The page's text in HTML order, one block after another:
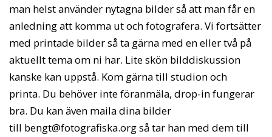
man helst använder nytagna bilder så att man får en
anledning att komma ut och fotografera. Vi fortsätter
med printade bilder så ta gärna med en eller två på
aktuellt tema om ni har. Lite skön bilddiskussion
kanske kan uppstå. Kom gärna till studion och
printa. Du behöver inte föranmäla, drop-in fungerar
bra. Du kan även maila dina bilder
till bengt@fotografiska.org så tar han med dem till